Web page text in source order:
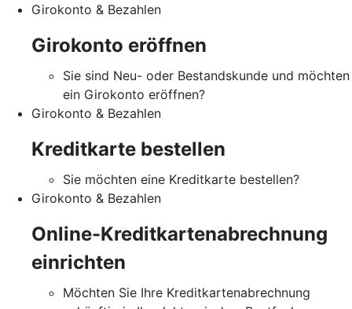
Girokonto & Bezahlen
Girokonto eröffnen
Sie sind Neu- oder Bestandskunde und möchten
ein Girokonto eröffnen?
Girokonto & Bezahlen
Kreditkarte bestellen
Sie möchten eine Kreditkarte bestellen?
Girokonto & Bezahlen
Online-Kreditkartenabrechnung
einrichten
Möchten Sie Ihre Kreditkartenabrechnung